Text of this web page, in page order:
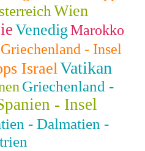
Wien
VenedigMarokko
Griechenland - Insel
IsraelVatikan
Griechenland -
- Insel
- Dalmatien -